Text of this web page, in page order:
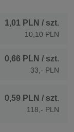
1,01 PLN / szt.
10,10 PLN
0,66 PLN / szt.
33,- PLN
0,59 PLN / szt.
118,- PLN